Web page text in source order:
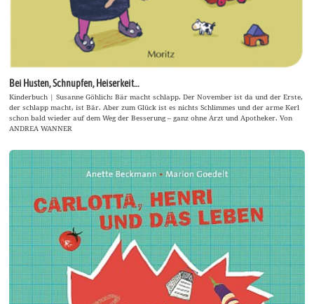
Bei Husten, Schnupfen, Heiserkeit…
Kinderbuch | Susanne Göhlich: Bär macht schlapp. Der November ist da und der Erste,
der schlapp macht, ist Bär. Aber zum Glück ist es nichts Schlimmes und der arme Kerl
schon bald wieder auf dem Weg der Besserung – ganz ohne Arzt und Apotheker. Von
ANDREA WANNER